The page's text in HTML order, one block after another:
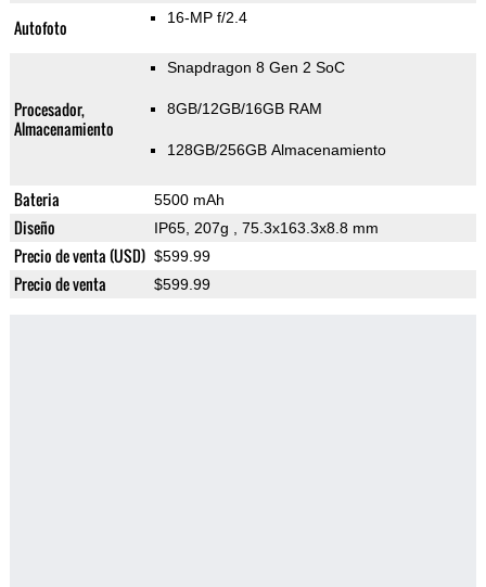
Autofoto 16-MP f/2.4
Procesador,
Almacenamiento
Snapdragon 8 Gen 2 SoC
8GB/12GB/16GB RAM
128GB/256GB Almacenamiento
Bateria 5500 mAh
Diseño IP65, 207g , 75.3x163.3x8.8 mm
Precio de venta (USD) $599.99
Precio de venta $599.99